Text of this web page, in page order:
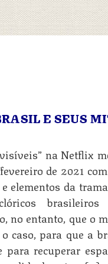
E SEUS
na Netflix
de 2021
elementos da
no entanto, que o
caso, para que a
recuperar